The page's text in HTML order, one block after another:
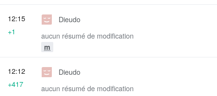
Dieudo
aucun résumé de modification
m
12:15
+1
Dieudo
aucun résumé de modification
12:12
+417